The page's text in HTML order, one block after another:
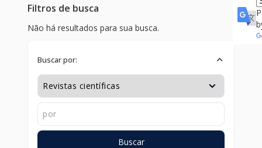
Filtros de busca
Não há resultados para sua busca.
Buscar por:
Buscar